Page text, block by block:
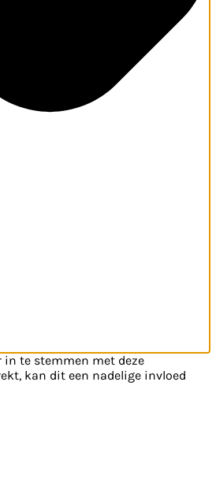
in te stemmen met deze
kan dit een nadelige invloed